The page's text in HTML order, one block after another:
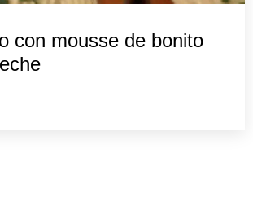
con mousse de bonito